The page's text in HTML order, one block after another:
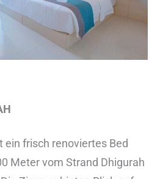
ein frisch renoviertes Bed
Meter vom Strand Dhigurah